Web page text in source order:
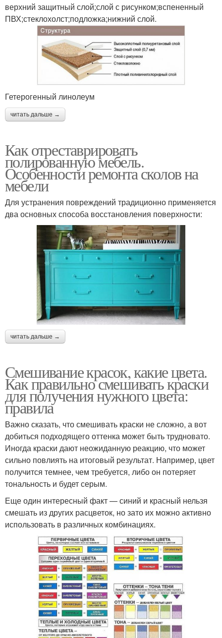
верхний защитный слой;слой с рисунком;вспененный
ПВХ;стеклохолст;подложка;нижний слой.
Гетерогенный линолеум
читать дальше →
Как отреставрировать
полированную мебель.
Особенности ремонта сколов на
мебели
Для устранения повреждений традиционно применяется
два основных способа восстановления поверхности:
читать дальше →
Смешивание красок, какие цвета.
Как правильно смешивать краски
для получения нужного цвета:
правила
Важно сказать, что смешивать краски не сложно, а вот
добиться подходящего оттенка может быть трудновато.
Иногда краски дают неожиданную реакцию, что может
сильно повлиять на итоговый результат. Например, цвет
получится темнее, чем требуется, либо он потеряет
тональность и будет серым.
Еще один интересный факт — синий и красный нельзя
смешать из других расцветок, но зато их можно активно
использовать в различных комбинациях.